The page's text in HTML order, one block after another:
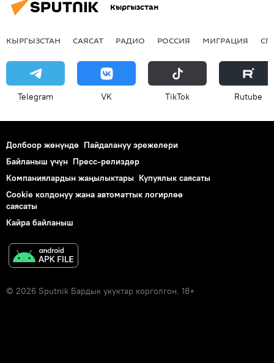
Кыргызстан
КЫРГЫЗСТАН САЯСАТ РАДИО РОССИЯ МИГРАЦИЯ
Telegram VK ТikТоk Rutube
Долбоор жөнүндө Пайдалануу эрежелери
Байланыш үчүн Пресс-релиздер
Компаниялардын жаңылыктары Купуялык саясаты
Cookie колдонуу жана автоматтык логирлөө
саясаты
Кайра байланыш
© 2026 Sputnik Бардык укуктар корголгон. 18+